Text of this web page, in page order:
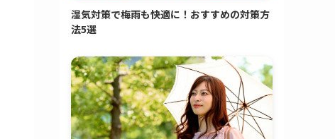
湿気対策で梅雨も快適に！おすすめの対策方
法5選